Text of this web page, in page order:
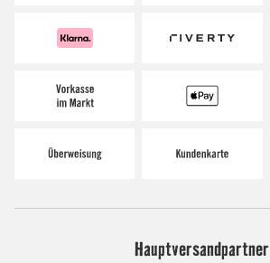
Hauptversandpartner